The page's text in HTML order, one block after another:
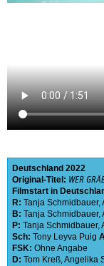
Deutschland 2022
Original-Titel: WER
Filmstart in
R: Tanja Schmidbauer,
B: Tanja Schmidbauer,
P: Tanja Schmidbauer,
Sch: Tony Leyva Puig
FSK: Ohne Angabe
D: Tom Kreß,Angelika